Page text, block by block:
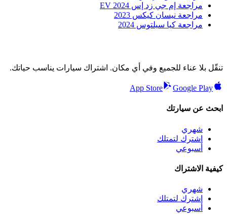
مراجعة إم جي زد إس EV 2024
مراجعة نيسان كيكس 2023
مراجعة كيا سيلتوس 2024
تنقّل بلا عناء للجميع وفي أي مكان. اشتراك سيارات يناسب حياتك.
App Store Google Play
ابحث عن سيارتك
شهري
اشترك لتمتلك
أسبوعي
كيفية الاشتراك
شهري
اشترك لتمتلك
أسبوعي